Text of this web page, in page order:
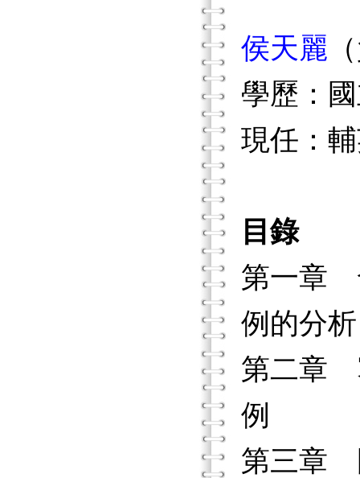
侯天麗
學歷：
現任：
目錄
第一章
例的分析
第二章
例
第三章